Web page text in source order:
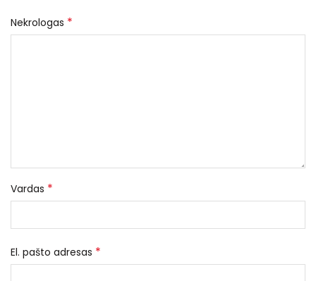
Nekrologas *
Vardas *
El. pašto adresas *